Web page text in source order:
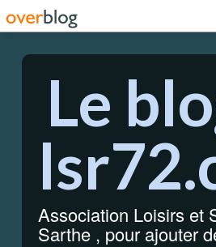
Le
Association Loisirs et
Sarthe , pour ajouter